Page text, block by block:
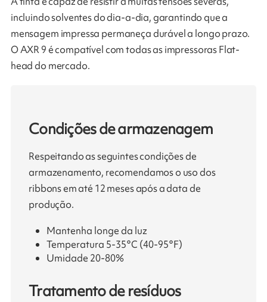
incluindo solventes do dia-a-dia, garantindo que a
mensagem impressa permaneça durável a longo prazo.
O AXR 9 é compatível com todas as impressoras Flat-
head do mercado.
Condições de armazenagem
Respeitando as seguintes condições de
armazenamento, recomendamos o uso dos
ribbons em até 12 meses após a data de
produção.
Mantenha longe da luz
Temperatura 5-35°C (40-95°F)
Umidade 20-80%
Tratamento de resíduos